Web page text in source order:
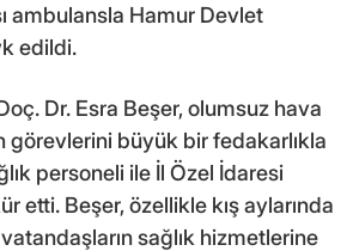
ambulansla Hamur Devlet
edildi.
Dr. Esra Beşer, olumsuz hava
görevlerini büyük bir fedakarlıkla
personeli ile İl Özel İdaresi
etti. Beşer, özellikle kış aylarında
sağlık hizmetlerine